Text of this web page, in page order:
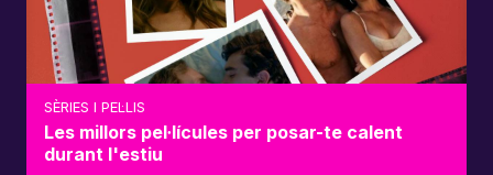
SÈRIES I PEL·LIS
Les millors pel·lícules per posar-te calent
durant l'estiu